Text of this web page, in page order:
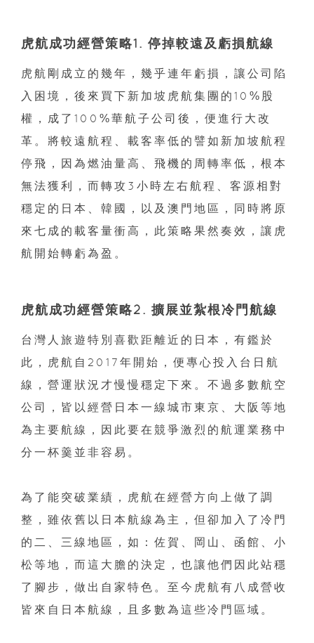
虎航成功經營策略1. 停掉較遠及虧損航線
虎航剛成立的幾年，幾乎連年虧損，讓公司陷
入困境，後來買下新加坡虎航集團的10%股
權，成了100%華航子公司後，便進行大改
革。將較遠航程、載客率低的譬如新加坡航程
停飛，因為燃油量高、飛機的周轉率低，根本
無法獲利，而轉攻3小時左右航程、客源相對
穩定的日本、韓國，以及澳門地區，同時將原
來七成的載客量衝高，此策略果然奏效，讓虎
航開始轉虧為盈。
虎航成功經營策略2. 擴展並紮根冷門航線
台灣人旅遊特別喜歡距離近的日本，有鑑於
此，虎航自2017年開始，便專心投入台日航
線，營運狀況才慢慢穩定下來。不過多數航空
公司，皆以經營日本一線城市東京、大阪等地
為主要航線，因此要在競爭激烈的航運業務中
分一杯羹並非容易。
為了能突破業績，虎航在經營方向上做了調
整，雖依舊以日本航線為主，但卻加入了冷門
的二、三線地區，如：佐賀、岡山、函館、小
松等地，而這大膽的決定，也讓他們因此站穩
了腳步，做出自家特色。至今虎航有八成營收
皆來自日本航線，且多數為這些冷門區域。